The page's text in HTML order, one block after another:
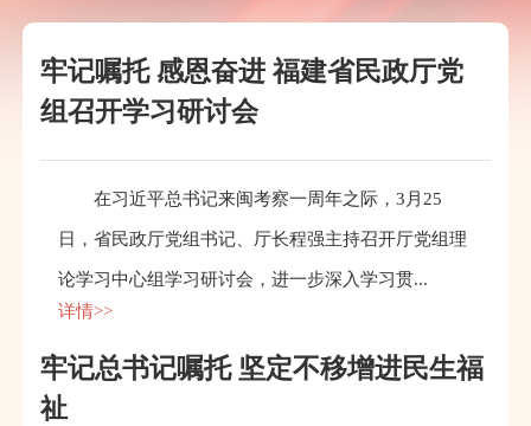
牢记嘱托 感恩奋进 福建省民政厅党
组召开学习研讨会
在习近平总书记来闽考察一周年之际，3月25
日，省民政厅党组书记、厅长程强主持召开厅党组理
论学习中心组学习研讨会，进一步深入学习贯...
详情>>
牢记总书记嘱托 坚定不移增进民生福
祉